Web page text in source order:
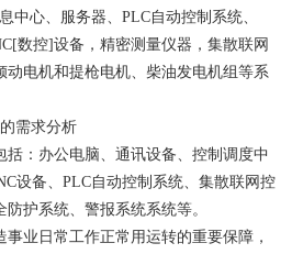
中心、服务器、PLC自动控制系统、
数控]设备，精密测量仪器，集散联网
动电机和提枪电机、柴油发电机组等系
需求分析
括：办公电脑、通讯设备、控制调度中
设备、PLC自动控制系统、集散联网控
护系统、警报系统系统等。
业日常工作正常用运转的重要保障，